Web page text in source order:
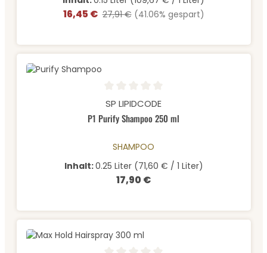
Verkaufspreis:
16,45 € Regulärer Preis:
27,91 € (41.06% gespart)
Durchschnittliche Bewertung von 0 von 5 Sternen
SP LIPIDCODE
P1 Purify Shampoo 250 ml
SHAMPOO
Inhalt:0.25 Liter (71,60 € / 1 Liter)
Regulärer Preis:
17,90 €